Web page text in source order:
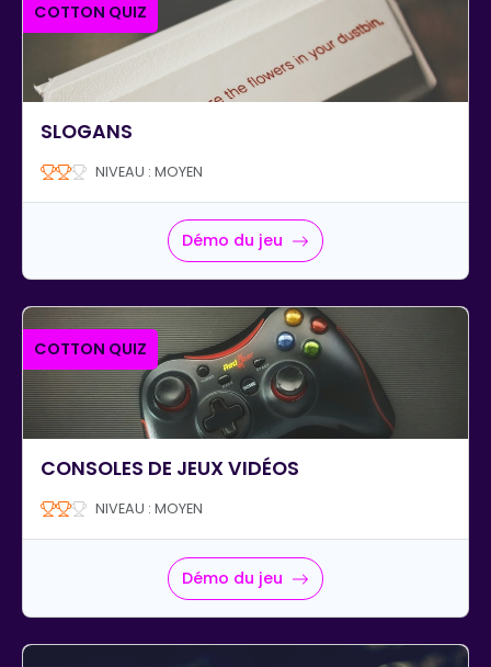
COTTON QUIZ
SLOGANS
NIVEAU : MOYEN
Démo du jeu
COTTON QUIZ
CONSOLES DE JEUX VIDÉOS
NIVEAU : MOYEN
Démo du jeu